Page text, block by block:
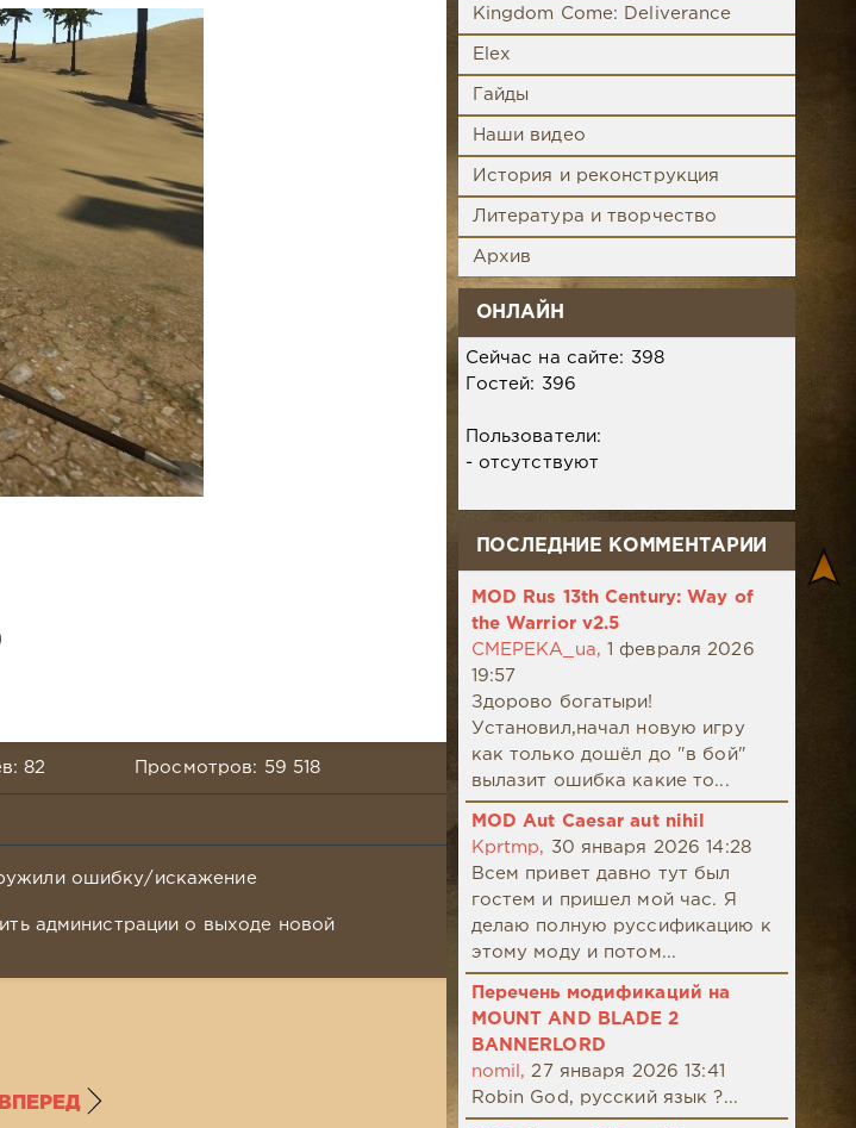
82 Просмотров: 59 518
ошибку/искажение
администрации о выходе новой
ВПЕРЕД
Kingdom Come: Deliverance
Elex
Гайды
Наши видео
История и реконструкция
Литература и творчество
Архив
ОНЛАЙН
Сейчас на сайте: 398
Гостей: 396
Пользователи:
- отсутствуют
ПОСЛЕДНИЕ КОММЕНТАРИИ
MOD Rus 13th Century: Way of
the Warrior v2.5
CMEPEKA_ua,
1 февраля 2026
19:57
Здорово богатыри!
Установил,начал новую игру
как только дошёл до "в бой"
вылазит ошибка какие то...
MOD Aut Caesar aut nihil
Kprtmp,
30 января 2026 14:28
Всем привет давно тут был
гостем и пришел мой час. Я
делаю полную руссификацию к
этому моду и потом...
Перечень модификаций на
MOUNT AND BLADE 2
BANNERLORD
nomil, 27 января 2026 13:41
Robin God, русский язык ?...